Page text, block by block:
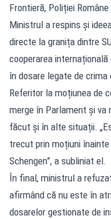
Frontieră, Poliției
Ministrul a respins și
directe la granița dintre
cooperarea
în dosare legate de crima
Referitor la moțiunea de
merge în Parlament și va
făcut și în alte situații.
trecut prin moțiuni
Schengen”, a subliniat el.
În final, ministrul a
afirmând că nu este în
dosarelor gestionate de